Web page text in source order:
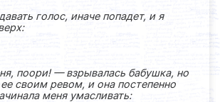
голос, иначе попадет, и я
поори! — взрывалась бабушка, но
своим ревом, и она постепенно
меня умасливать: